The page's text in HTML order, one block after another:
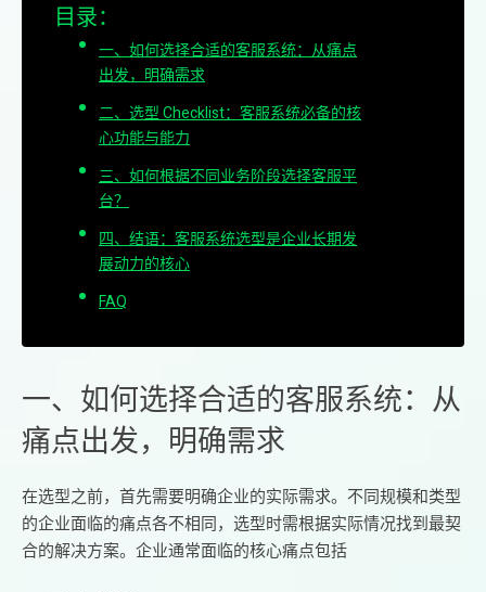
目录：
一、如何选择合适的客服系统：从痛点
出发，明确需求
二、选型 Checklist：客服系统必备的核
心功能与能力
三、如何根据不同业务阶段选择客服平
台？
四、结语：客服系统选型是企业长期发
展动力的核心
FAQ
一、如何选择合适的客服系统：从
痛点出发，明确需求
在选型之前，首先需要明确企业的实际需求。不同规模和类型
的企业面临的痛点各不相同，选型时需根据实际情况找到最契
合的解决方案。企业通常面临的核心痛点包括